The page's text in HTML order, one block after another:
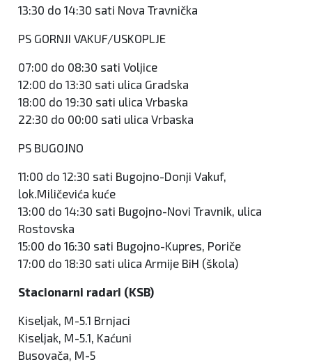
13:30 do 14:30 sati Nova Travnička
PS GORNJI VAKUF/USKOPLJE
07:00 do 08:30 sati Voljice
12:00 do 13:30 sati ulica Gradska
18:00 do 19:30 sati ulica Vrbaska
22:30 do 00:00 sati ulica Vrbaska
PS BUGOJNO
11:00 do 12:30 sati Bugojno-Donji Vakuf,
lok.Miličevića kuće
13:00 do 14:30 sati Bugojno-Novi Travnik, ulica
Rostovska
15:00 do 16:30 sati Bugojno-Kupres, Poriče
17:00 do 18:30 sati ulica Armije BiH (škola)
Stacionarni radari (KSB)
Kiseljak, M-5.1 Brnjaci
Kiseljak, M-5.1, Kaćuni
Busovača, M-5